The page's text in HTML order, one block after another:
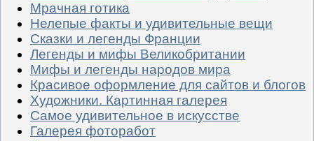
Мрачная готика
Нелепые факты и удивительные вещи
Сказки и легенды Франции
Легенды и мифы Великобритании
Мифы и легенды народов мира
Красивое оформление для сайтов и блогов
Художники. Картинная галерея
Самое удивительное в искусстве
Галерея фоторабот